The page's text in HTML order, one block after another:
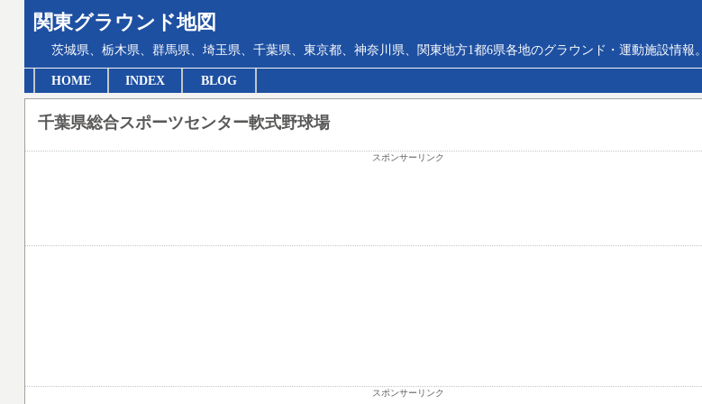
関東グラウンド地図
茨城県、栃木県、群馬県、埼玉県、千葉県、東京都、神奈川県、関東地方1都6県各地のグラウンド・運動施設情報。
HOME INDEX BLOG
千葉県総合スポーツセンター軟式野球場
スポンサーリンク
スポンサーリンク